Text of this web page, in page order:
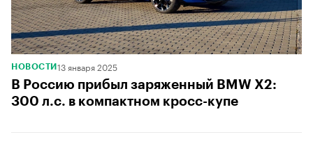
НОВОСТИ 13 января 2025
В Россию прибыл заряженный BMW X2:
300 л.с. в компактном кросс-купе